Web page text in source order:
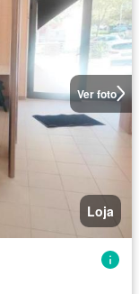
Ver foto
Loja